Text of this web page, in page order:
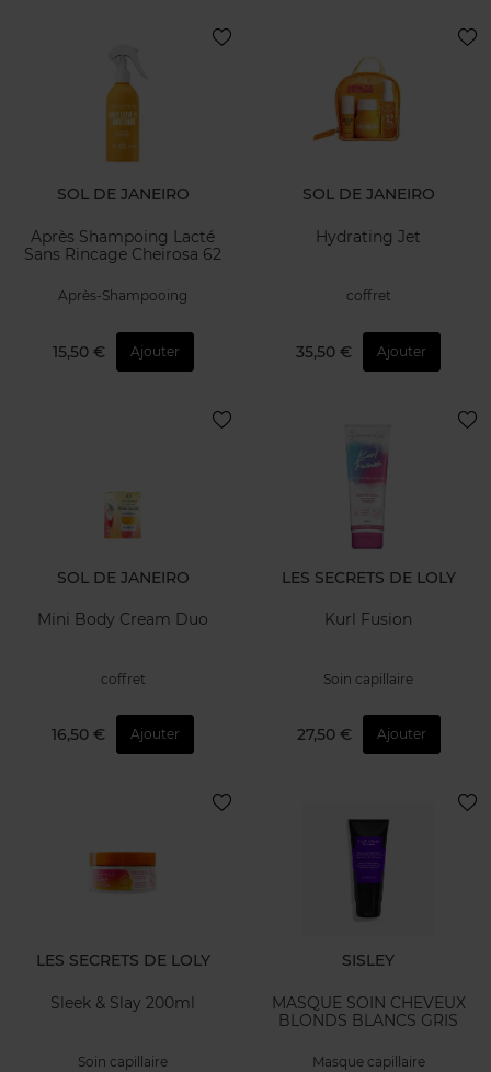
SOL DE JANEIRO
Après Shampoing Lacté
Sans Rincage Cheirosa 62
Après-Shampooing
15,50 € Ajouter
SOL DE JANEIRO
Hydrating Jet
coffret
35,50 € Ajouter
SOL DE JANEIRO
Mini Body Cream Duo
coffret
16,50 € Ajouter
LES SECRETS DE LOLY
Kurl Fusion
Soin capillaire
27,50 € Ajouter
LES SECRETS DE LOLY
Sleek & Slay 200ml
Soin capillaire
SISLEY
MASQUE SOIN CHEVEUX
BLONDS BLANCS GRIS
Masque capillaire